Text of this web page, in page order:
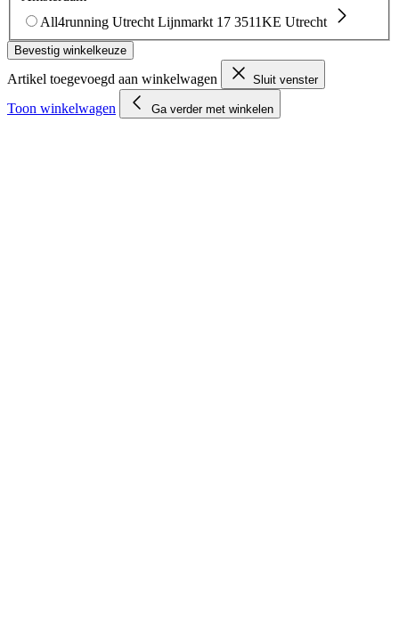
All4running Utrecht Lijnmarkt 17 3511KE Utrecht
Bevestig winkelkeuze
Artikel toegevoegd aan winkelwagen Sluit venster
Toon winkelwagen Ga verder met winkelen